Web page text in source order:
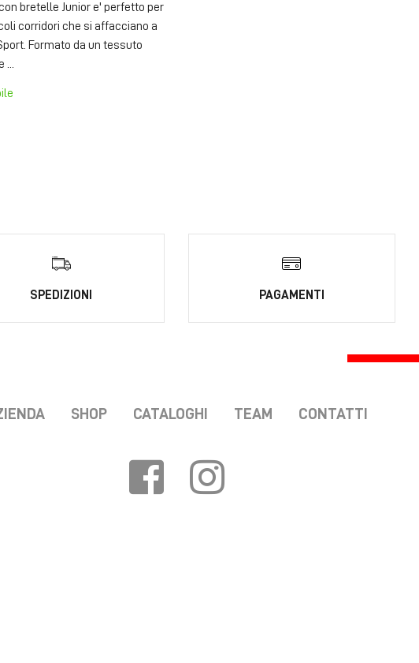
bretelle Junior e' perfetto per
corridori che si affacciano a
Formato da un tessuto
SPEDIZIONI PAGAMENTI
SHOP CATALOGHI TEAM CONTATTI